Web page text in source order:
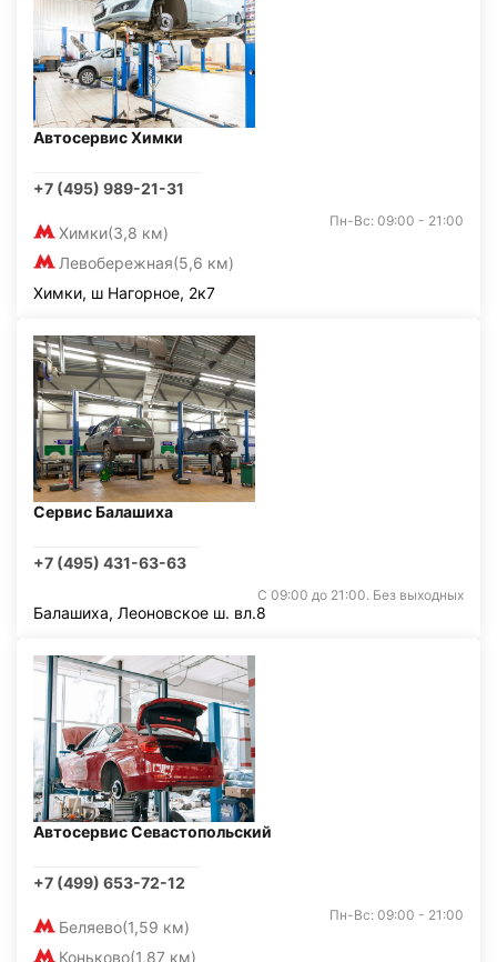
Автосервис Химки
+7 (495) 989-21-31
Химки(3,8 км)
Левобережная(5,6 км)
Пн-Вс: 09:00 - 21:00
Химки, ш Нагорное, 2к7
Сервис Балашиха
+7 (495) 431-63-63
С 09:00 до 21:00. Без выходных
Балашиха, Леоновское ш. вл.8
Автосервис Севастопольский
+7 (499) 653-72-12
Беляево(1,59 км)
Коньково(1,87 км)
Пн-Вс: 09:00 - 21:00